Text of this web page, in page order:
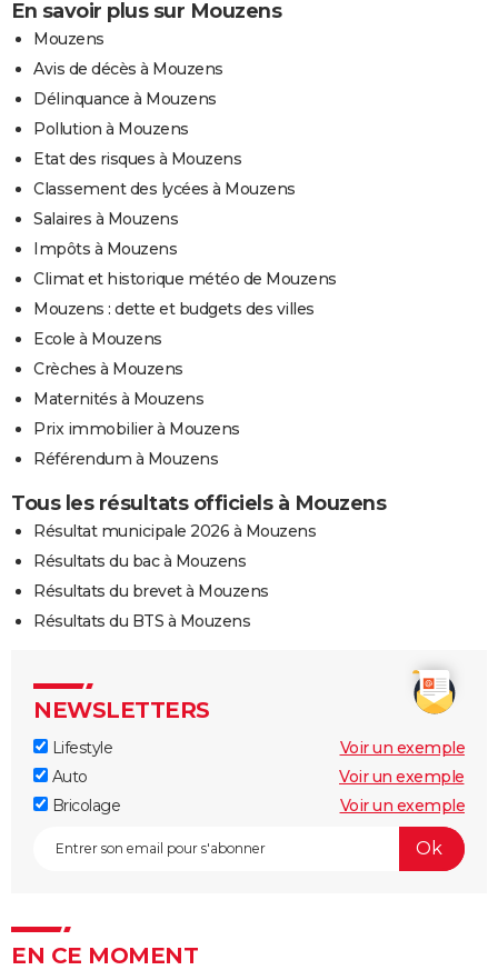
En savoir plus sur Mouzens
Mouzens
Avis de décès à Mouzens
Délinquance à Mouzens
Pollution à Mouzens
Etat des risques à Mouzens
Classement des lycées à Mouzens
Salaires à Mouzens
Impôts à Mouzens
Climat et historique météo de Mouzens
Mouzens : dette et budgets des villes
Ecole à Mouzens
Crèches à Mouzens
Maternités à Mouzens
Prix immobilier à Mouzens
Référendum à Mouzens
Tous les résultats officiels à Mouzens
Résultat municipale 2026 à Mouzens
Résultats du bac à Mouzens
Résultats du brevet à Mouzens
Résultats du BTS à Mouzens
NEWSLETTERS
Lifestyle
Voir un exemple
Auto
Voir un exemple
Bricolage
Voir un exemple
EN CE MOMENT